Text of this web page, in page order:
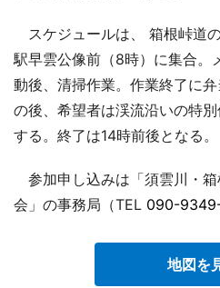
スケジュールは、 箱根峠道
駅早雲公像前（8時）に集合。
動後、清掃作業。作業終了に
の後、希望者は渓流沿いの特
する。終了は14時前後となる。
参加申し込みは「須雲川・
会」の事務局（TEL 090-
地図を